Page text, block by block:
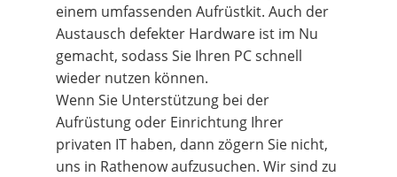
einem umfassenden Aufrüstkit. Auch der
Austausch defekter Hardware ist im Nu
gemacht, sodass Sie Ihren PC schnell
wieder nutzen können.
Wenn Sie Unterstützung bei der
Aufrüstung oder Einrichtung Ihrer
privaten IT haben, dann zögern Sie nicht,
uns in Rathenow aufzusuchen. Wir sind zu